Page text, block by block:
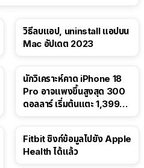
วิธีลบแอป, uninstall แอปบน
Mac อัปเดต 2023
นักวิเคราะห์คาด iPhone 18
Pro อาจแพงขึ้นสูงสุด 300
ดอลลาร์ เริ่มต้นแตะ 1,399
Fitbit ซิงก์ข้อมูลไปยัง Apple
Health ได้แล้ว